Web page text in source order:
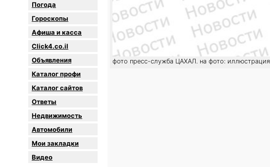
Погода
Гороскопы
Афиша и касса
Click4.co.il
Объявления
Каталог профи
Каталог сайтов
Oтветы
Недвижимость
Автомобили
Мои закладки
Видео
фото пресс-служба ЦАХАЛ. на фото: иллюстрация